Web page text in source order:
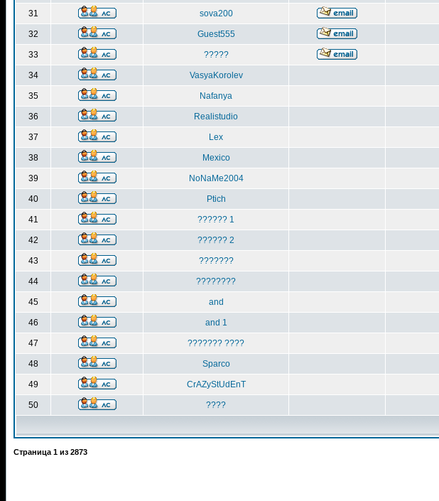
31 sova200
32 Guest555
33 ?????
34 VasyaKorolev
35 Nafanya
36 Realistudio
37 Lex
38 Mexico
39 NoNaMe2004
40 Ptich
41 ?????? 1
42 ?????? 2
43 ???????
44 ????????
45 and
46 and 1
47 ??????? ????
48 Sparco
49 CrAZyStUdEnT
50 ????
Страница 1 из 2873